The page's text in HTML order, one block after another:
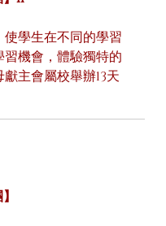
學生在不同的學習
機會，體驗獨特的
主會屬校舉辦13天